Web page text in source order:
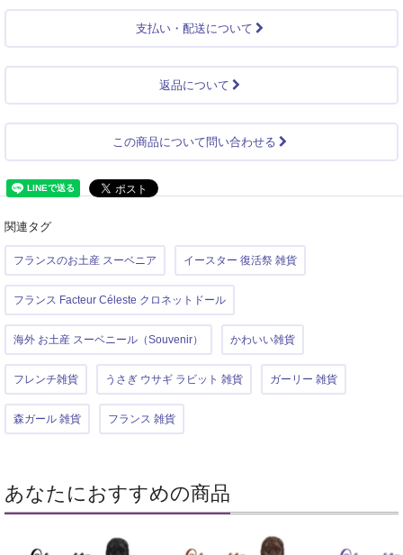
支払い・配送について
返品について
この商品について問い合わせる
関連タグ
フランスのお土産 スーベニア イースター 復活祭 雑貨
フランス Facteur Céleste クロネットドール
海外 お土産 スーベニール（Souvenir） かわいい雑貨
フレンチ雑貨 うさぎ ウサギ ラビット 雑貨 ガーリー 雑貨
森ガール 雑貨 フランス 雑貨
あなたにおすすめの商品